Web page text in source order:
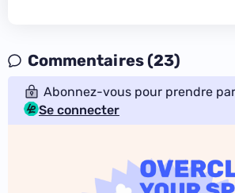
Commentaires (23)
Abonnez-vous pour prendre
Se connecter